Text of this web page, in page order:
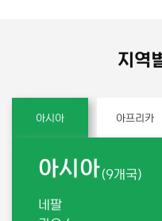
지역
아시아(9개국)
네팔
아시아 아프리카